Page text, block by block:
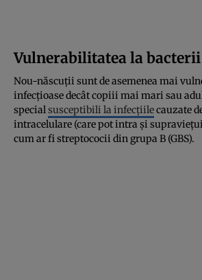
Vulnerabilitatea la bacterii
Nou-născuții sunt de asemenea mai
infecțioase decât copiii mai mari sau
specialsusceptibili la infecțiilecauzate
intracelulare (care pot intra și
cum ar fi streptococii din grupa B (GBS).